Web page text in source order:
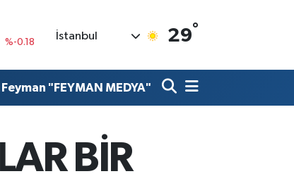
İstanbul 29°
"FEYMAN MEDYA"
BİR